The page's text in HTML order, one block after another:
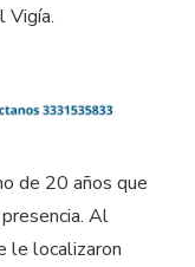
Vigía.
de 20 años que
Al
le localizaron